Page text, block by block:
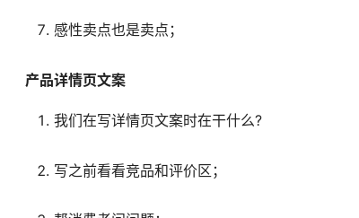
感性卖点也是卖点；
产品详情页文案
我们在写详情页文案时在干什么?
写之前看看竞品和评价区；